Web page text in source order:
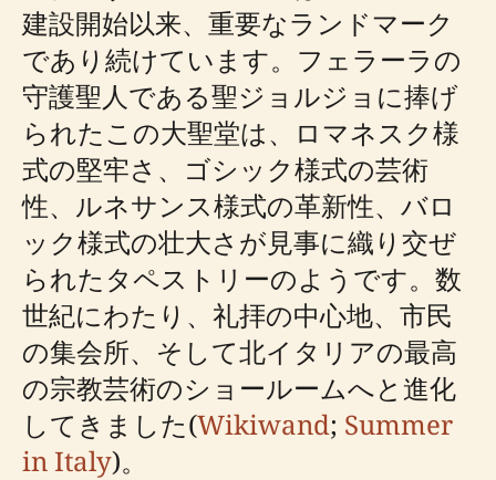
建設開始以来、重要なランドマーク
であり続けています。フェラーラの
守護聖人である聖ジョルジョに捧げ
られたこの大聖堂は、ロマネスク様
式の堅牢さ、ゴシック様式の芸術
性、ルネサンス様式の革新性、バロ
ック様式の壮大さが見事に織り交ぜ
られたタペストリーのようです。数
世紀にわたり、礼拝の中心地、市民
の集会所、そして北イタリアの最高
の宗教芸術のショールームへと進化
してきました(Wikiwand; Summer
in Italy)。